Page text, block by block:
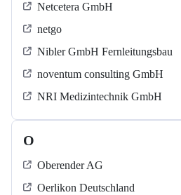
Netcetera GmbH
netgo
Nibler GmbH Fernleitungsbau
noventum consulting GmbH
NRI Medizintechnik GmbH
O
Oberender AG
Oerlikon Deutschland